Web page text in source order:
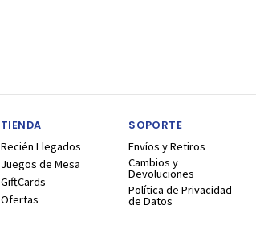
TIENDA
Recién Llegados
Juegos de Mesa
GiftCards
Ofertas
SOPORTE
Envíos y Retiros
Cambios y
Devoluciones
Política de Privacidad
de Datos